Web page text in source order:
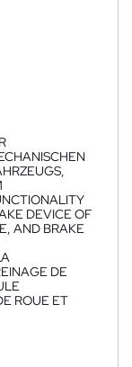
DEVICE OF
AND BRAKE
DE
ROUE ET